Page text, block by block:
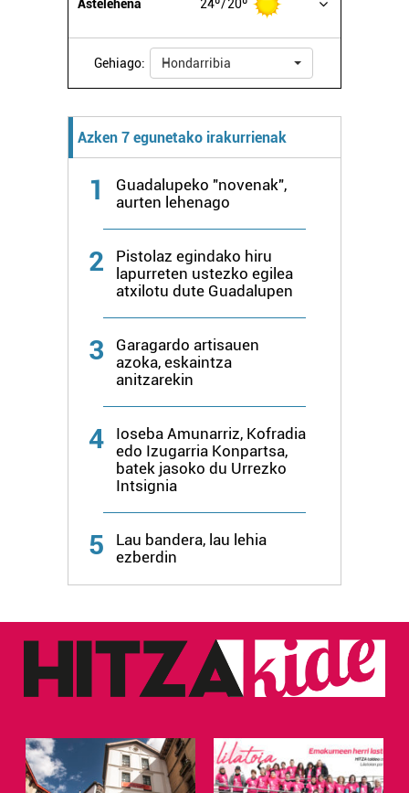
Astelehena 24º 20º
Gehiago: Hondarribia
Azken 7 egunetako irakurrienak
1
Guadalupeko "novenak",
aurten lehenago
2
Pistolaz egindako hiru
lapurreten ustezko egilea
atxilotu dute Guadalupen
3
Garagardo artisauen
azoka, eskaintza
anitzarekin
4
Ioseba Amunarriz, Kofradia
edo Izugarria Konpartsa,
batek jasoko du Urrezko
Intsignia
5
Lau bandera, lau lehia
ezberdin